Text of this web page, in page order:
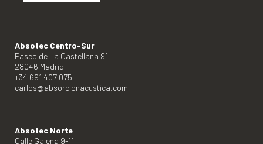
Absotec Centro-Sur
Paseo de La Castellana 91
28046 Madrid
+34 691 407 075
carlos@absorcionacustica.com
Absotec Norte
Calle Galena 9-11